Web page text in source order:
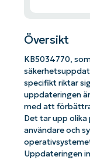
Översikt
KB5034770,
specifikt riktar
uppdateringen
med att
Det tar upp
användare och
Uppdateringen